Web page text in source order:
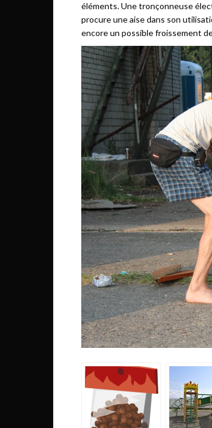
éléments. Une tronçonneuse
procure une aise dans son
encore un possible froissement